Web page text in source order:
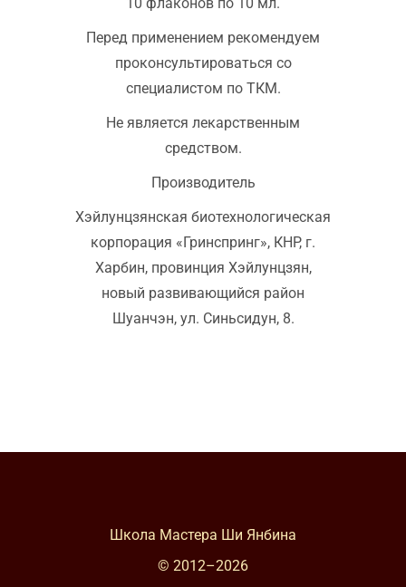
10 флаконов по 10 мл.
Перед применением рекомендуем
проконсультироваться со
специалистом по ТКМ.
Не является лекарственным
средством.
Производитель
Хэйлунцзянская биотехнологическая
корпорация «Гринспринг», КНР, г.
Харбин, провинция Хэйлунцзян,
новый развивающийся район
Шуанчэн, ул. Синьсидун, 8.
Школа Мастера Ши Янбина
© 2012–2026